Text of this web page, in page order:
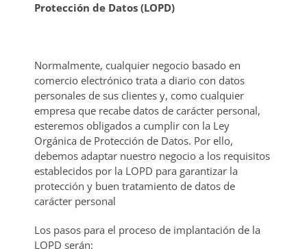
Protección de Datos (LOPD)
Normalmente, cualquier negocio basado en
comercio electrónico trata a diario con datos
personales de sus clientes y, como cualquier
empresa que recabe datos de carácter personal,
esteremos obligados a cumplir con la Ley
Orgánica de Protección de Datos. Por ello,
debemos adaptar nuestro negocio a los requisitos
establecidos por la LOPD para garantizar la
protección y buen tratamiento de datos de
carácter personal
Los pasos para el proceso de implantación de la
LOPD serán: